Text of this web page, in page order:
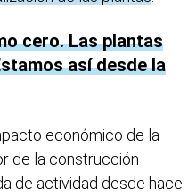
cero. Las plantas
así desde la
económico de la
de la construcción
de actividad desde hace